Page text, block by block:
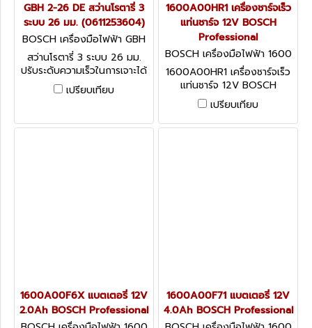
GBH 2-26 DE สว่านโรตารี่ 3
ระบบ 26 มม. (0611253604)
BOSCH เครื่องมือไฟฟ้า GBH
2-26 DE (0611253604)
สว่านโรตารี่ 3 ระบบ 26 มม.
ปรับระดับความเร็วในการเจาะได้
หัวจับดอกถอดเปลี่ยนง่าย
เปรียบเทียบ
1600A00HR1 เครื่องชาร์จเร็ว
แท่นชาร์จ 12V BOSCH
Professional
BOSCH เครื่องมือไฟฟ้า 1600
A00HR1
1600A00HR1 เครื่องชาร์จเร็ว
แท่นชาร์จ 12V BOSCH
Professional
เปรียบเทียบ
1600A00F6X แบตเตอรี่ 12V
2.0Ah BOSCH Professional
1600A00F71 แบตเตอรี่ 12V
4.0Ah BOSCH Professional